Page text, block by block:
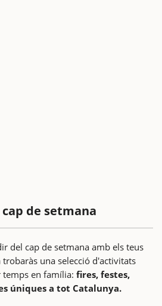
de setmana
del cap de setmana amb els teus
una selecció d'activitats
en família: fires, festes,
úniques a tot Catalunya.